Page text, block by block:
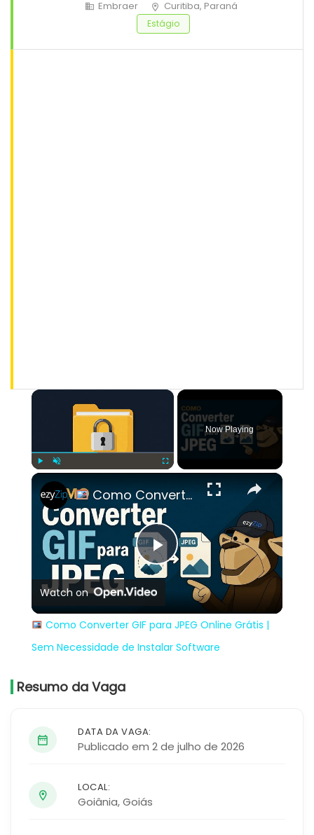
Embraer Curitiba, Paraná
Estágio
×
Play Unmute Fullscreen
Now Playing
×
Play
Video
Como Converter GIF para JPEG Online Grátis | Sem Necessidade de Instalar Software
Watch on
Como Converter GIF para JPEG Online Grátis |
Sem Necessidade de Instalar Software
Resumo da Vaga
DATA DA VAGA:
Publicado em 2 de julho de 2026
LOCAL:
Goiânia,Goiás